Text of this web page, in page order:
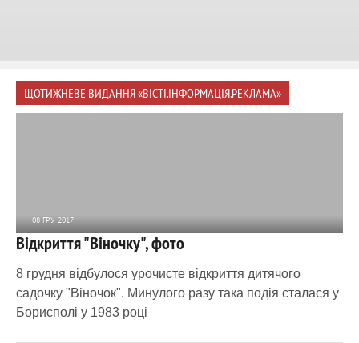
ЩОТИЖНЕВЕ ВИДАННЯ «ВІСТІ.ІНФОРМАЦІЯ.РЕКЛАМА»
08 ГРУ 2017
10 940 0
Відкриття "Віночку", фото
8 грудня відбулося урочисте відкриття дитячого
садочку "Віночок". Минулого разу така подія сталася у
Борисполі у 1983 році